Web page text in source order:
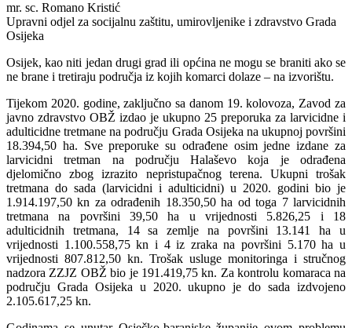
mr. sc. Romano Kristić
Upravni odjel za socijalnu zaštitu, umirovljenike i zdravstvo Grada
Osijeka
Osijek, kao niti jedan drugi grad ili općina ne mogu se braniti ako se
ne brane i tretiraju područja iz kojih komarci dolaze – na izvorištu.
Tijekom 2020. godine, zaključno sa danom 19. kolovoza, Zavod za
javno zdravstvo OBŽ izdao je ukupno 25 preporuka za larvicidne i
adulticidne tretmane na području Grada Osijeka na ukupnoj površini
18.394,50 ha. Sve preporuke su odrađene osim jedne izdane za
larvicidni tretman na području Halaševo koja je odrađena
djelomično zbog izrazito nepristupačnog terena. Ukupni trošak
tretmana do sada (larvicidni i adulticidni) u 2020. godini bio je
1.914.197,50 kn za odrađenih 18.350,50 ha od toga 7 larvicidnih
tretmana na površini 39,50 ha u vrijednosti 5.826,25 i 18
adulticidnih tretmana, 14 sa zemlje na površini 13.141 ha u
vrijednosti 1.100.558,75 kn i 4 iz zraka na površini 5.170 ha u
vrijednosti 807.812,50 kn. Trošak usluge monitoringa i stručnog
nadzora ZZJZ OBŽ bio je 191.419,75 kn. Za kontrolu komaraca na
području Grada Osijeka u 2020. ukupno je do sada izdvojeno
2.105.617,25 kn.